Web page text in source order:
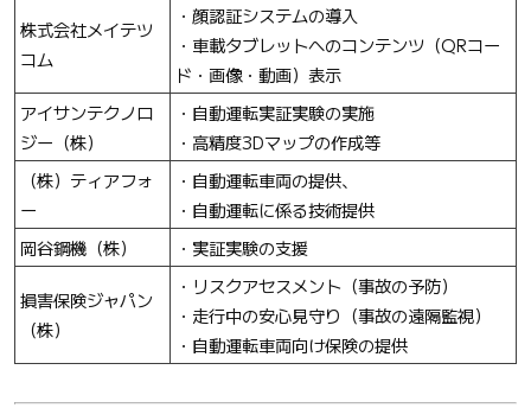
株式会社メイテツ
コム
・顔認証システムの導入
・車載タブレットへのコンテンツ（QRコー
ド・画像・動画）表示
アイサンテクノロ
ジー（株）
・自動運転実証実験の実施
・高精度3Dマップの作成等
（株）ティアフォ
ー
・自動運転車両の提供、
・自動運転に係る技術提供
岡谷鋼機（株）
・実証実験の支援
損害保険ジャパン
（株）
・リスクアセスメント（事故の予防）
・走行中の安心見守り（事故の遠隔監視）
・自動運転車両向け保険の提供